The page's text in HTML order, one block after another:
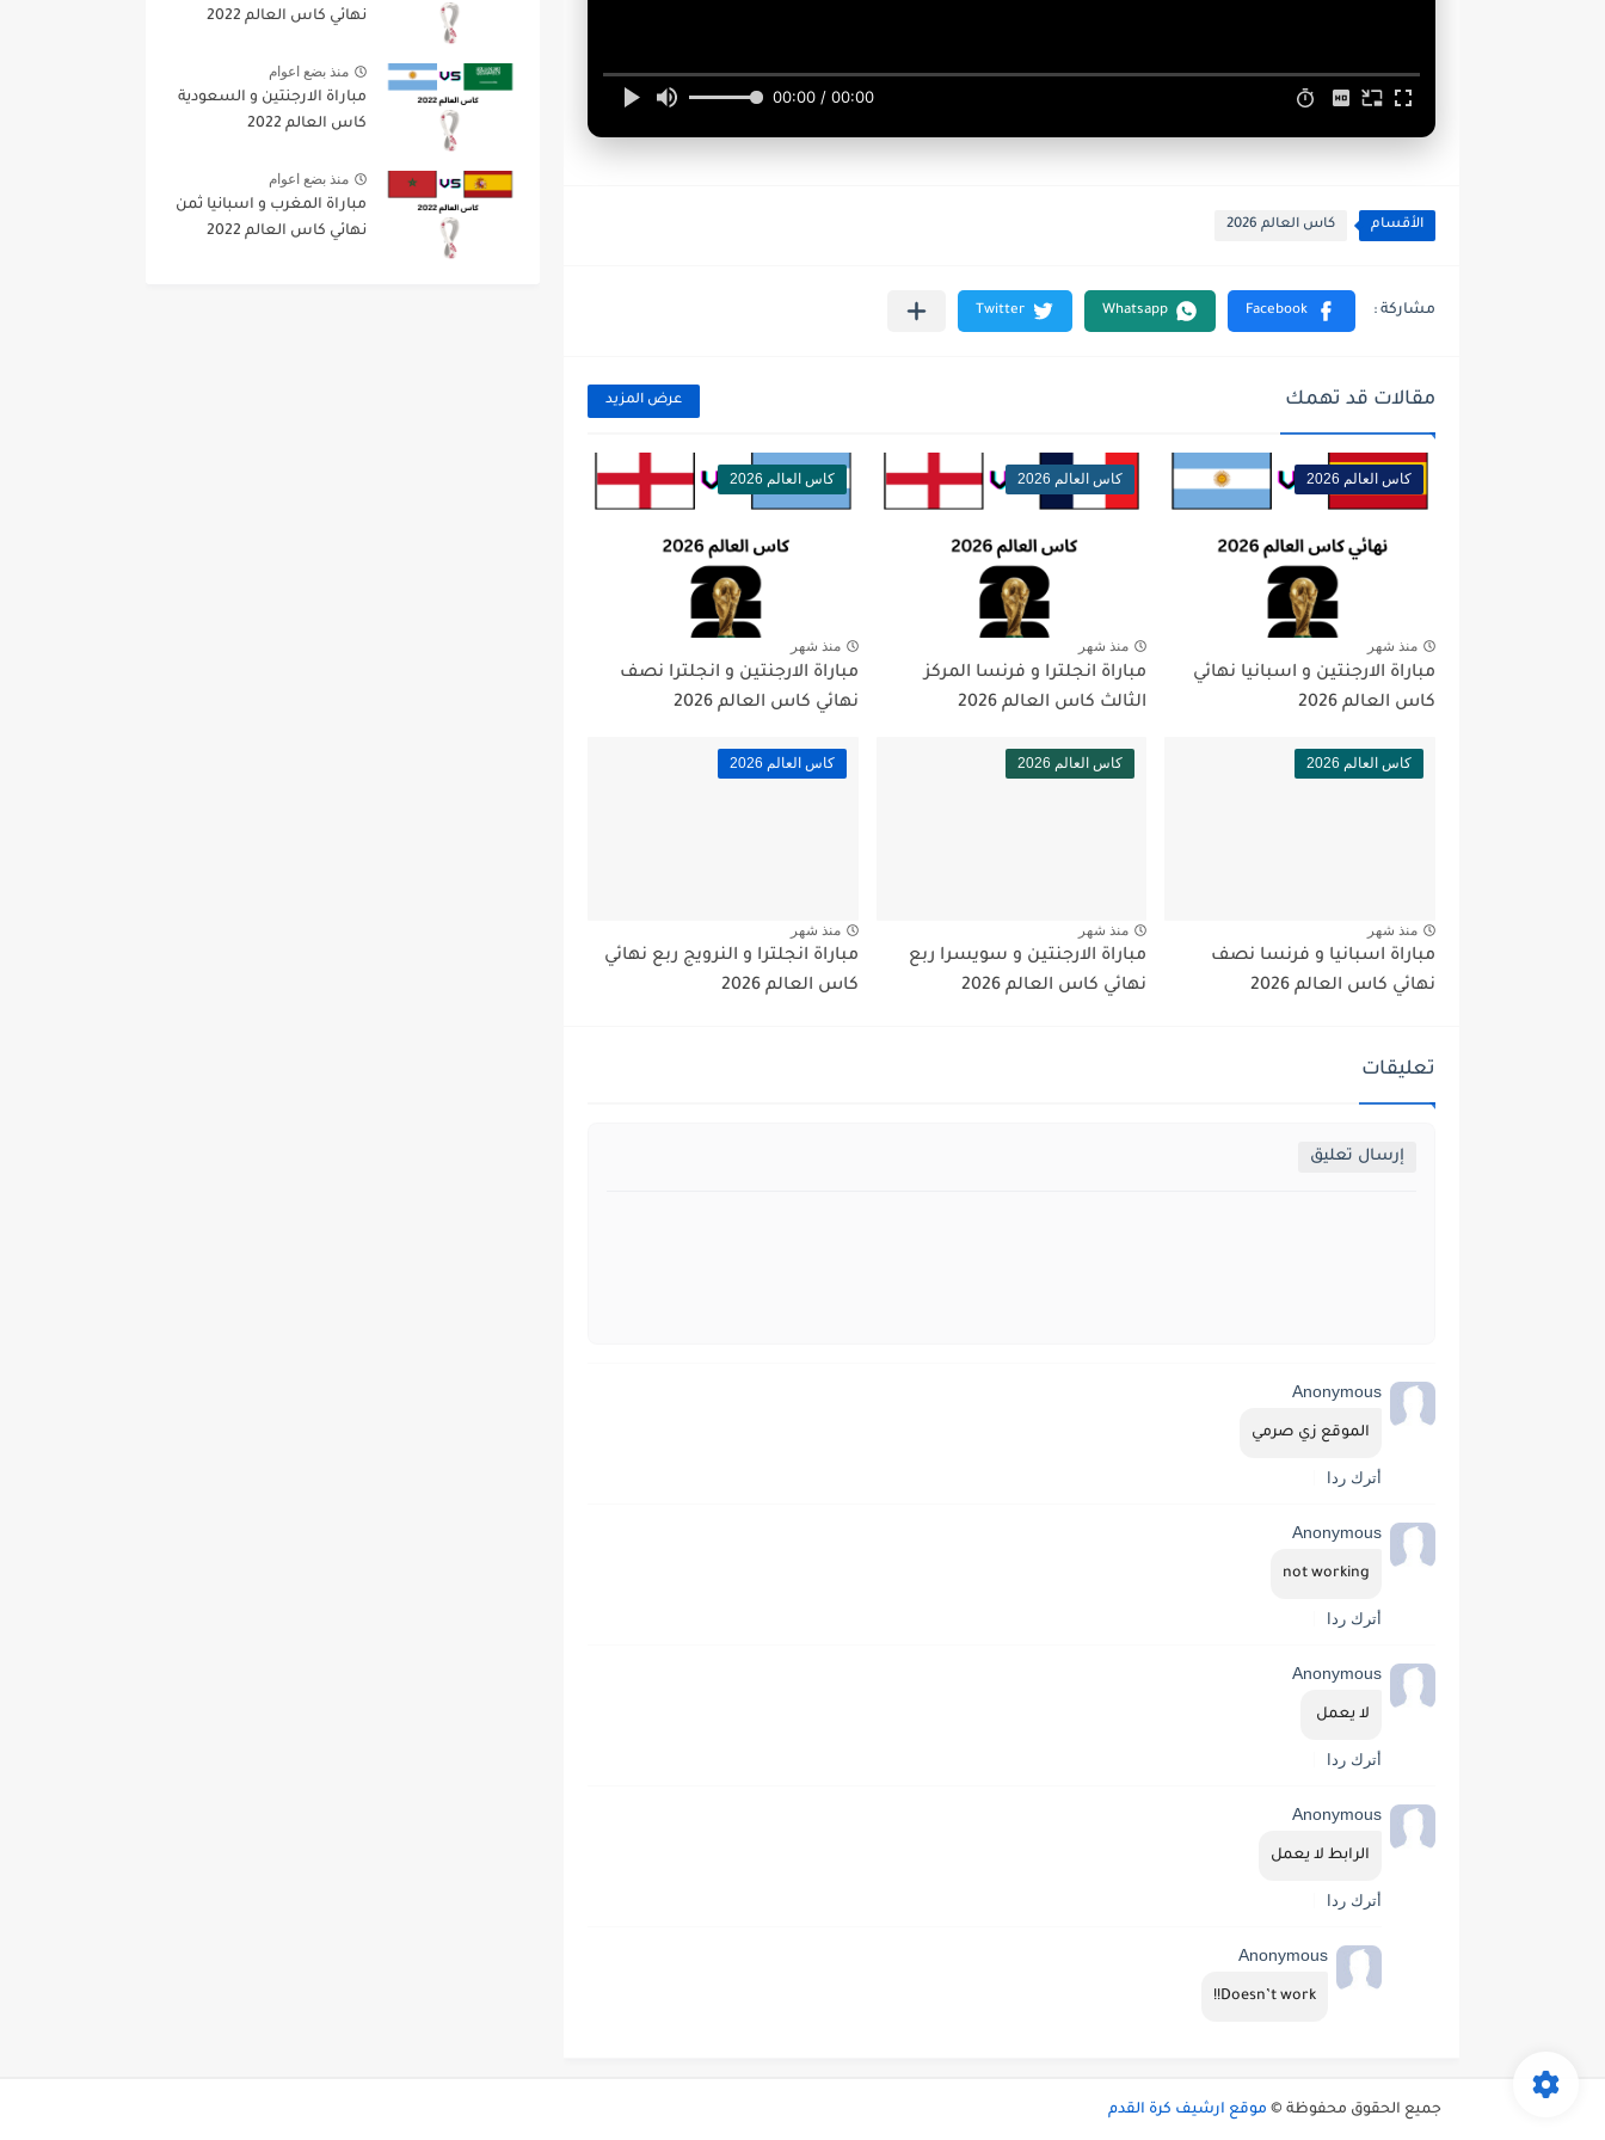
00:00 / 00:00
الأقسام كاس العالم 2026
مقالات قد تهمك عرض المزيد
كاس العالم 2026
منذ شهر
مباراة الارجنتين و اسبانيا نهائي
كاس العالم 2026
كاس العالم 2026
منذ شهر
مباراة انجلترا و فرنسا المركز
الثالث كاس العالم 2026
كاس العالم 2026
منذ شهر
مباراة الارجنتين و انجلترا نصف
نهائي كاس العالم 2026
كاس العالم 2026
منذ شهر
مباراة اسبانيا و فرنسا نصف
نهائي كاس العالم 2026
كاس العالم 2026
منذ شهر
مباراة الارجنتين و سويسرا ربع
نهائي كاس العالم 2026
كاس العالم 2026
منذ شهر
مباراة انجلترا و النرويج ربع نهائي
كاس العالم 2026
تعليقات
إرسال تعليق
Anonymous
الموقع زي صرمي
أترك ردا
Anonymous
not working
أترك ردا
Anonymous
لا يعمل
أترك ردا
Anonymous
الرابط لا يعمل
أترك ردا
Anonymous
Doesn’t work!!
نهائي كاس العالم 2022
منذ بضع اعوام
مباراة الارجنتين و السعودية
كاس العالم 2022
منذ بضع اعوام
مباراة المغرب و اسبانيا ثمن
نهائي كاس العالم 2022
جميع الحقوق محفوظة © موقع ارشيف كرة القدم